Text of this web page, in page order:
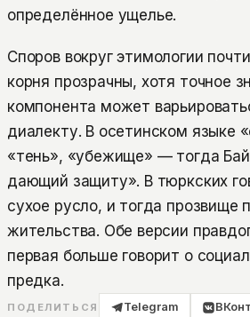
определённое ущелье.
Споров вокруг этимологии
корня прозрачны, хотя точное
компонента может
диалекту. В осетинском языке
«тень», «убежище» — тогда
дающий защиту». В тюркских
сухое русло, и тогда прозвище
жительства. Обе версии
первая больше говорит о
предка.
ПОДЕЛИТЬСЯ Telegram